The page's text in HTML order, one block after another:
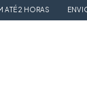
2 HORAS ENVIOS